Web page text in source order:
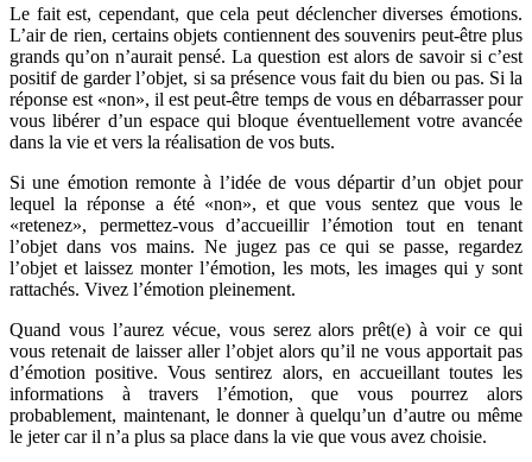
Le fait est, cependant, que cela peut déclencher diverses émotions.
L’air de rien, certains objets contiennent des souvenirs peut-être plus
grands qu’on n’aurait pensé. La question est alors de savoir si c’est
positif de garder l’objet, si sa présence vous fait du bien ou pas. Si la
réponse est «non», il est peut-être temps de vous en débarrasser pour
vous libérer d’un espace qui bloque éventuellement votre avancée
dans la vie et vers la réalisation de vos buts.
Si une émotion remonte à l’idée de vous départir d’un objet pour
lequel la réponse a été «non», et que vous sentez que vous le
«retenez», permettez-vous d’accueillir l’émotion tout en tenant
l’objet dans vos mains. Ne jugez pas ce qui se passe, regardez
l’objet et laissez monter l’émotion, les mots, les images qui y sont
rattachés. Vivez l’émotion pleinement.
Quand vous l’aurez vécue, vous serez alors prêt(e) à voir ce qui
vous retenait de laisser aller l’objet alors qu’il ne vous apportait pas
d’émotion positive. Vous sentirez alors, en accueillant toutes les
informations à travers l’émotion, que vous pourrez alors
probablement, maintenant, le donner à quelqu’un d’autre ou même
le jeter car il n’a plus sa place dans la vie que vous avez choisie.